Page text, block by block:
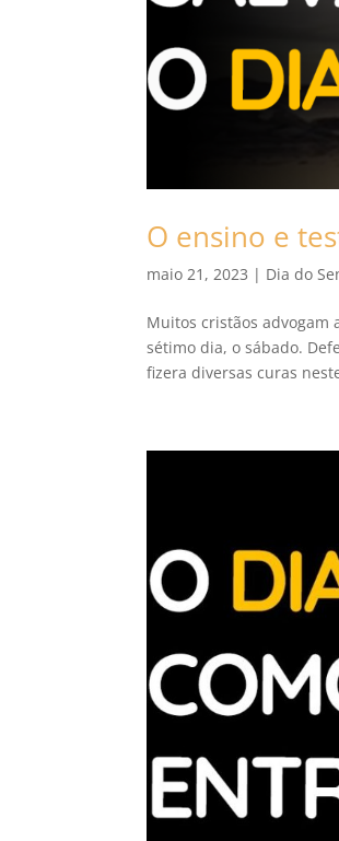
O ensino e
maio 21, 2023 | Dia do
Muitos cristãos advogam
sétimo dia, o sábado.
fizera diversas curas